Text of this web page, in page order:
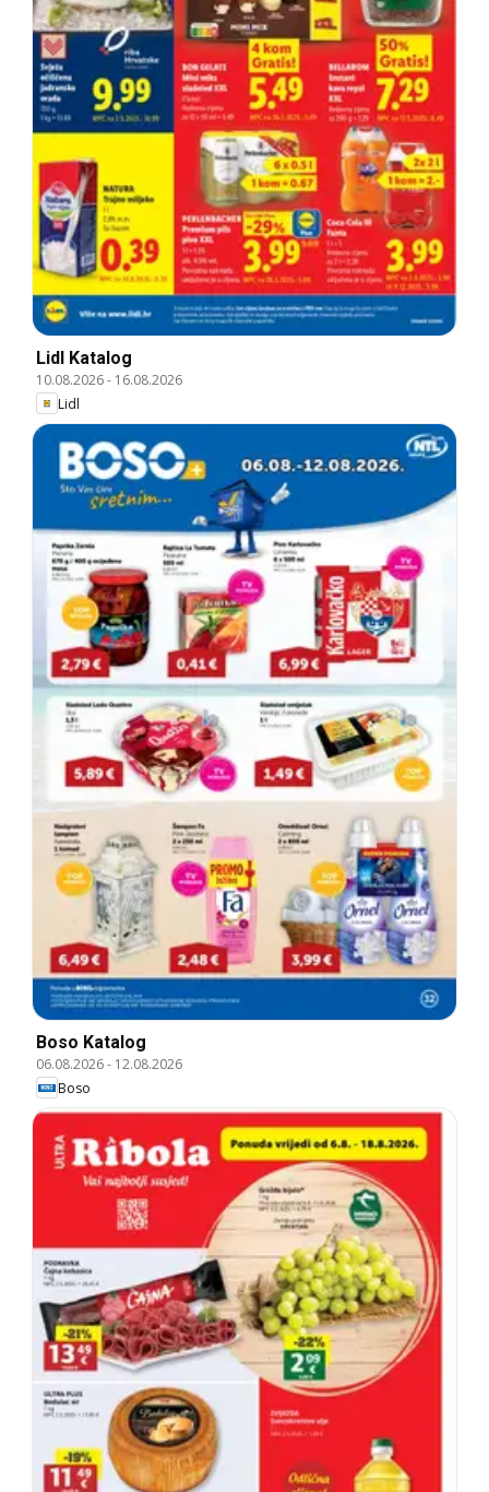
Lidl Katalog
10.08.2026- 16.08.2026
Lidl
Boso Katalog
06.08.2026- 12.08.2026
Boso